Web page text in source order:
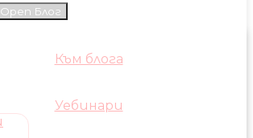
Open Блог
Към блога
Уебинари